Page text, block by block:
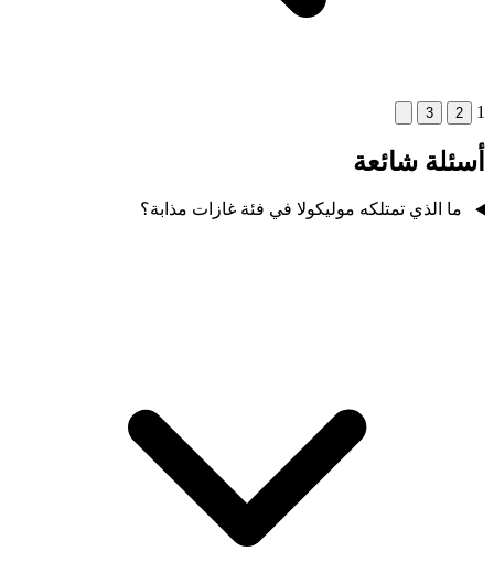
1
2
3
أسئلة شائعة
ما الذي تمتلكه موليكولا في فئة غازات مذابة؟